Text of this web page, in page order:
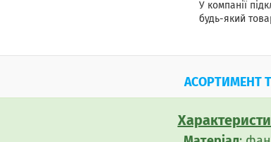
У компанії
будь-який
АСОРТИМЕНТ